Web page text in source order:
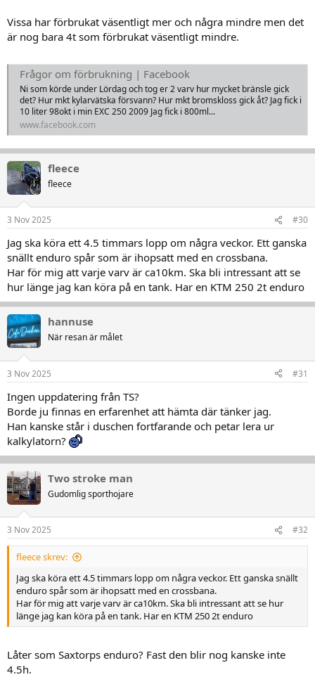
Vissa har förbrukat väsentligt mer och några mindre men det
är nog bara 4t som förbrukat väsentligt mindre.
Frågor om förbrukning | Facebook
Ni som körde under Lördag och tog er 2 varv hur mycket bränsle gick
det? Hur mkt kylarvätska försvann? Hur mkt bromskloss gick åt? Jag fick i
10 liter 98okt i min EXC 250 2009 Jag fick i 800ml...
www.facebook.com
fleece
fleece
3 Nov 2025 #30
Jag ska köra ett 4.5 timmars lopp om några veckor. Ett ganska
snällt enduro spår som är ihopsatt med en crossbana.
Har för mig att varje varv är ca10km. Ska bli intressant att se
hur länge jag kan köra på en tank. Har en KTM 250 2t enduro
hannuse
När resan är målet
3 Nov 2025 #31
Ingen uppdatering från TS?
Borde ju finnas en erfarenhet att hämta där tänker jag.
Han kanske står i duschen fortfarande och petar lera ur
kalkylatorn?
Two stroke man
Gudomlig sporthojare
3 Nov 2025 #32
fleece skrev:
Jag ska köra ett 4.5 timmars lopp om några veckor. Ett ganska snällt
enduro spår som är ihopsatt med en crossbana.
Har för mig att varje varv är ca10km. Ska bli intressant att se hur
länge jag kan köra på en tank. Har en KTM 250 2t enduro
Låter som Saxtorps enduro? Fast den blir nog kanske inte
4.5h.